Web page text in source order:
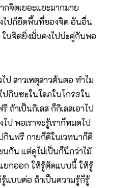
จิตเยอะแยะมากมาย
ไปก็ยึดพื้นที่ของจิต อันอื่น
ในจิตยิ่งมั่นคงไปน่ะคู่กันพอ
สาวเหตุสาวต้นตอ ทำไม
ปกินซะในโลภในโกรธใน
ถ้าเป็นกิเลส ก็กิเลสเอาไป
ป พอเราจะรู้เราก็หมดไป
กินฟรี กายก็ดีในเวทนาก็ดี
กัน แต่ดูไม่เป็นก็นึกว่าไม้
ยกออก ให้รู้ตัดแบบนี้ ให้รู้
แบบต่อ ถ้าเป็นความรู้ก็รู้